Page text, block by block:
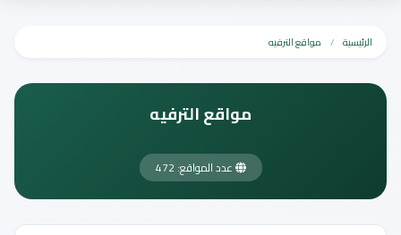
الرئيسية مواقع الترفيه
مواقع الترفيه
عدد المواقع: 472